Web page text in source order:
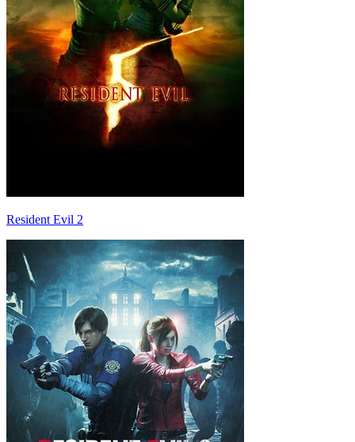
Resident Evil 2